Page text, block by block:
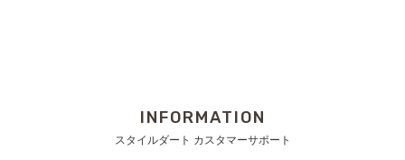
INFORMATION
スタイルダート カスタマーサポート